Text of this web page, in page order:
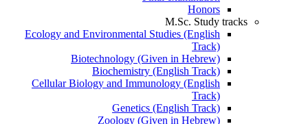
Honors
M.Sc. Study tracks
Ecology and Environmental Studies (English
Track)
Biotechnology (Given in Hebrew)
Biochemistry (English Track)
Cellular Biology and Immunology (English
Track)
Genetics (English Track)
Zoology (Given in Hebrew)